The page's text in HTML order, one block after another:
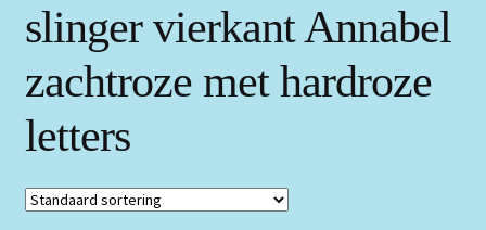
slinger vierkant Annabel
zachtroze met hardroze
letters